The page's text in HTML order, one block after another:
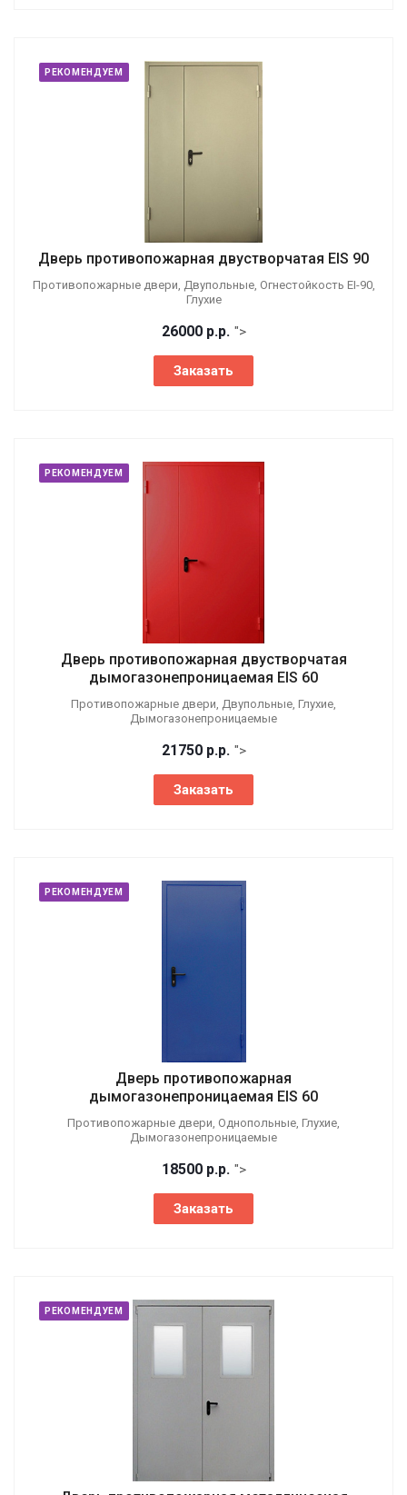
РЕКОМЕНДУЕМ
Дверь противопожарная двустворчатая EIS 90
Противопожарные двери, Двупольные, Огнестойкость EI-90,
Глухие
26000 р.р. ">
Заказать
РЕКОМЕНДУЕМ
Дверь противопожарная двустворчатая
дымогазонепроницаемая EIS 60
Противопожарные двери, Двупольные, Глухие,
Дымогазонепроницаемые
21750 р.р. ">
Заказать
РЕКОМЕНДУЕМ
Дверь противопожарная
дымогазонепроницаемая EIS 60
Противопожарные двери, Однопольные, Глухие,
Дымогазонепроницаемые
18500 р.р. ">
Заказать
РЕКОМЕНДУЕМ